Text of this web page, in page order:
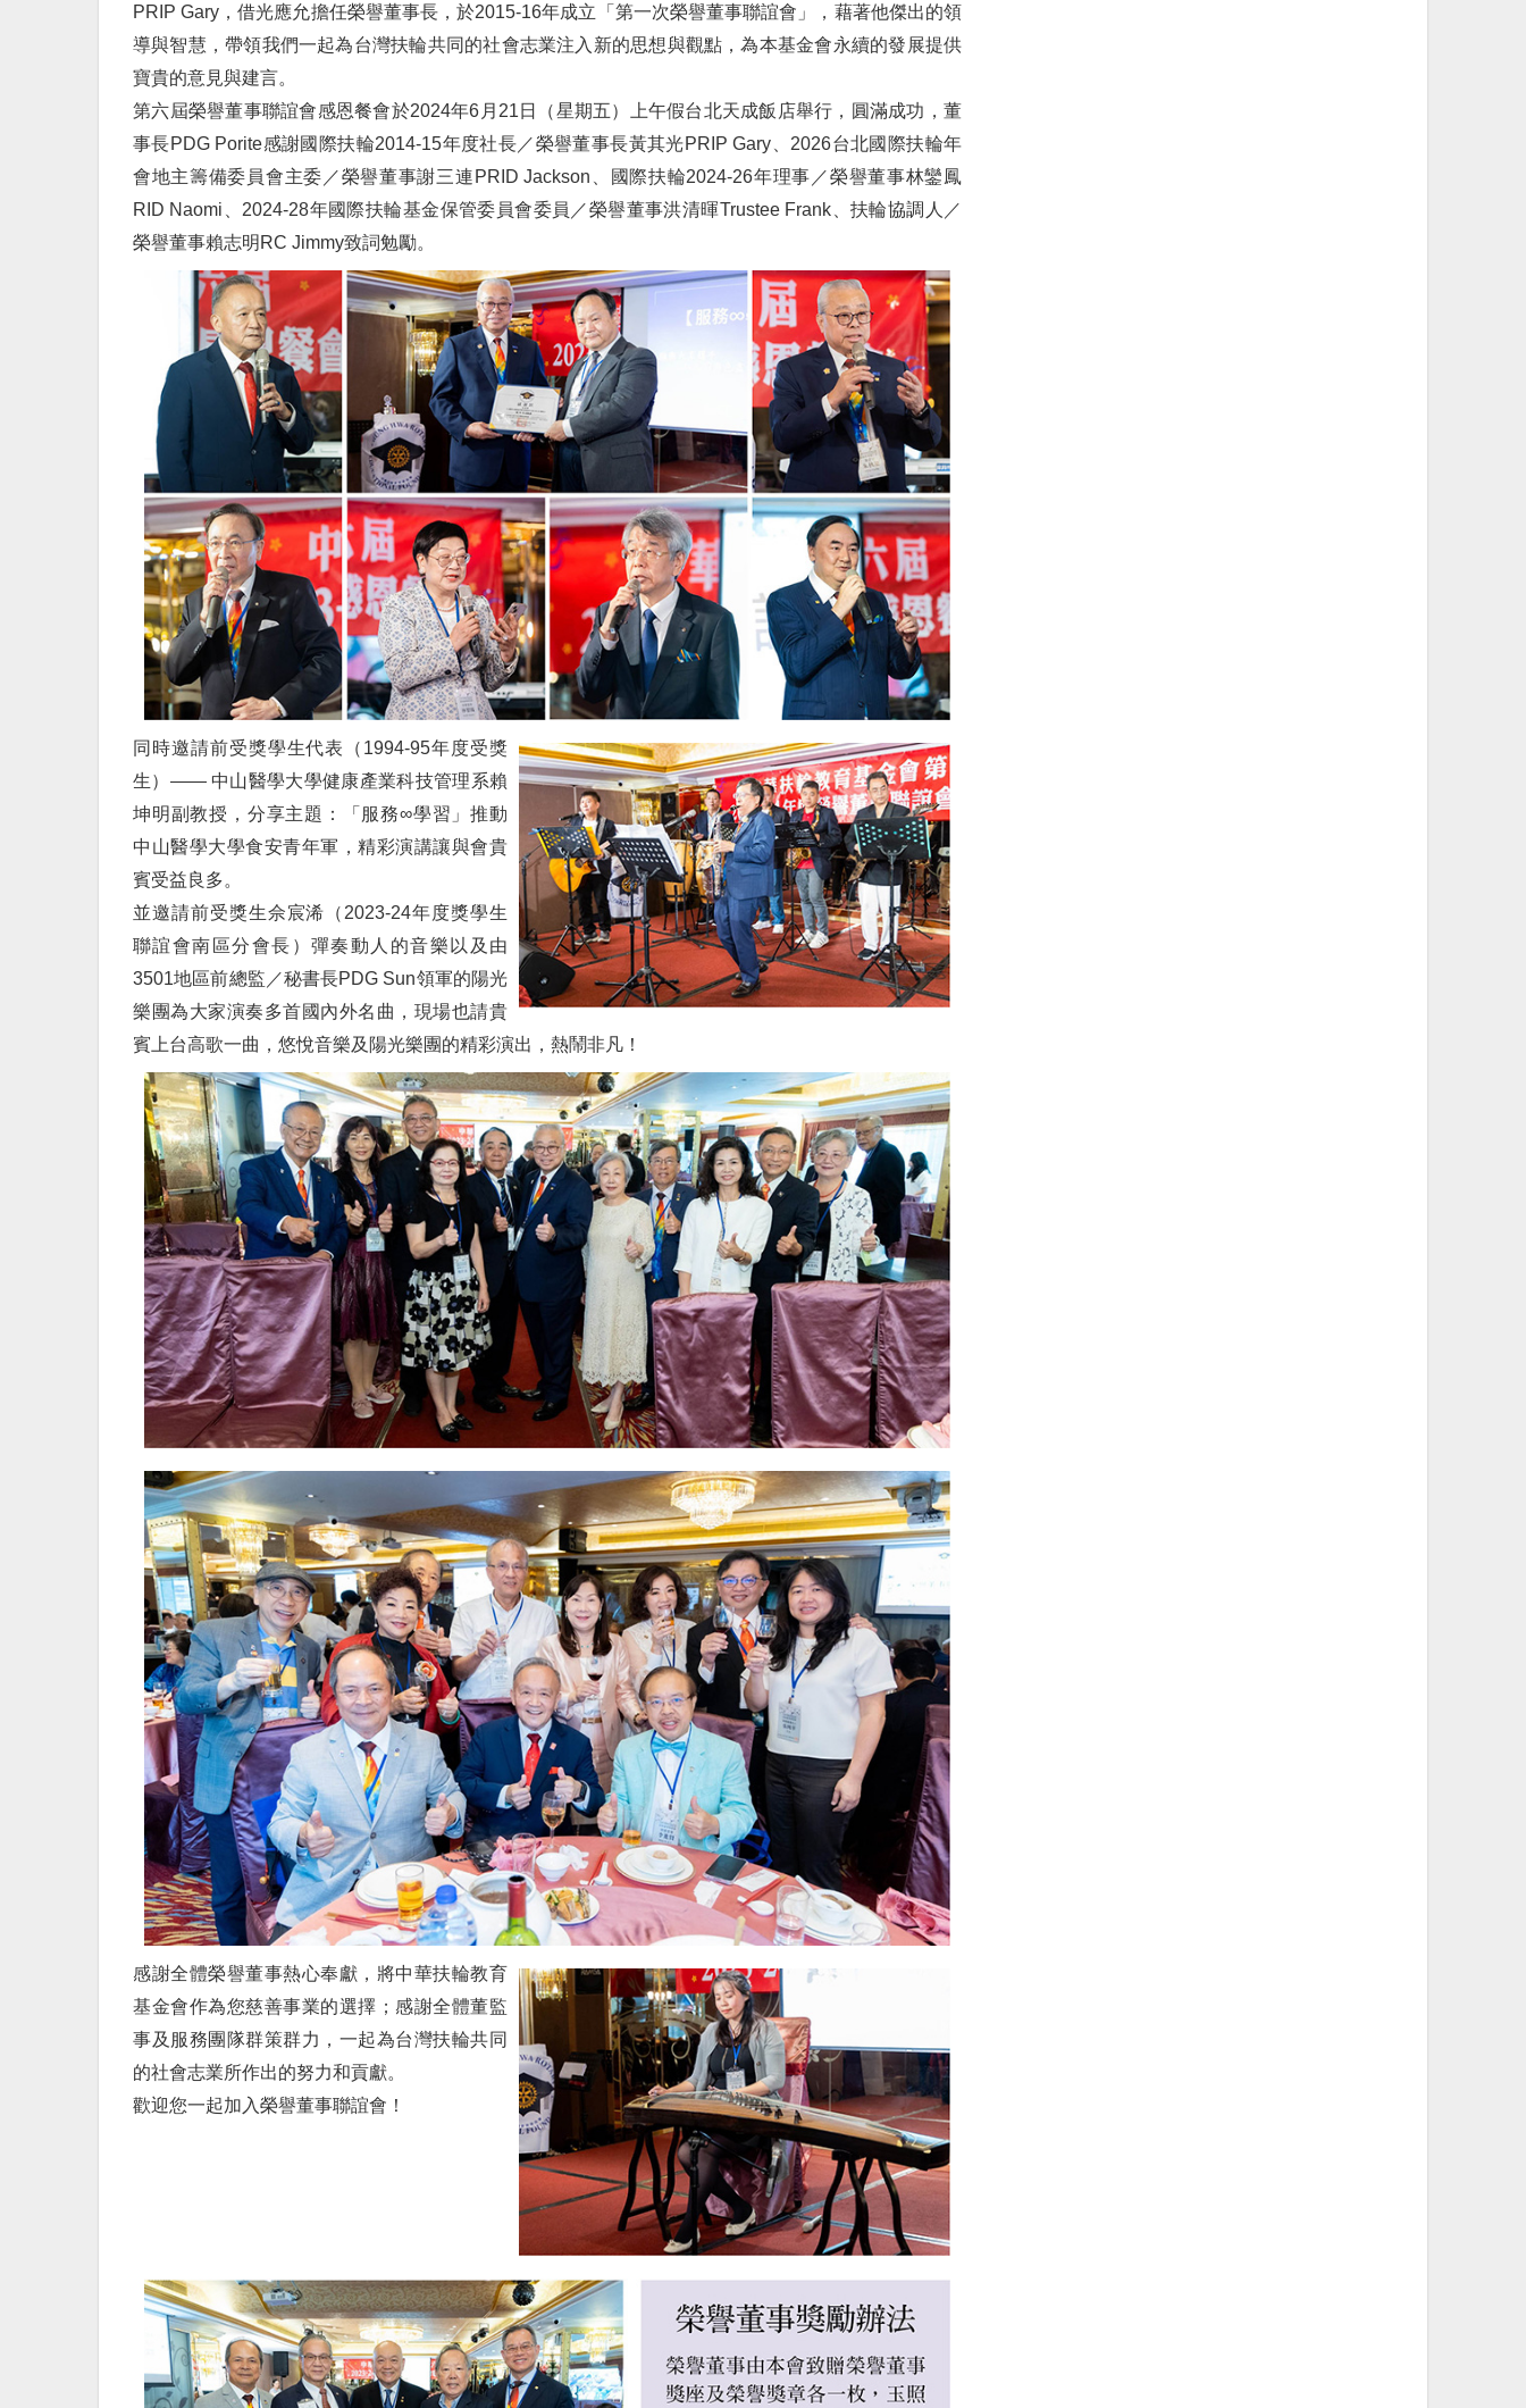
PRIP Gary，借光應允擔任榮譽董事長，於2015-16年成立「第一次榮譽董事聯誼會」，藉著他傑出的領
導與智慧，帶領我們一起為台灣扶輪共同的社會志業注入新的思想與觀點，為本基金會永續的發展提供
寶貴的意見與建言。
第六屆榮譽董事聯誼會感恩餐會於2024年6月21日（星期五）上午假台北天成飯店舉行，圓滿成功，董
事長PDG Porite感謝國際扶輪2014-15年度社長／榮譽董事長黃其光PRIP Gary、2026台北國際扶輪年
會地主籌備委員會主委／榮譽董事謝三連PRID Jackson、國際扶輪2024-26年理事／榮譽董事林鑾鳳
RID Naomi、2024-28年國際扶輪基金保管委員會委員／榮譽董事洪清暉Trustee Frank、扶輪協調人／
榮譽董事賴志明RC Jimmy致詞勉勵。
同時邀請前受獎學生代表（1994-95年度受獎
生）—— 中山醫學大學健康產業科技管理系賴
坤明副教授，分享主題：「服務∞學習」推動
中山醫學大學食安青年軍，精彩演講讓與會貴
賓受益良多。
並邀請前受獎生佘宸浠（2023-24年度獎學生
聯誼會南區分會長）彈奏動人的音樂以及由
3501地區前總監／秘書長PDG Sun領軍的陽光
樂團為大家演奏多首國內外名曲，現場也請貴
賓上台高歌一曲，悠悅音樂及陽光樂團的精彩演出，熱鬧非凡！
感謝全體榮譽董事熱心奉獻，將中華扶輪教育
基金會作為您慈善事業的選擇；感謝全體董監
事及服務團隊群策群力，一起為台灣扶輪共同
的社會志業所作出的努力和貢獻。
歡迎您一起加入榮譽董事聯誼會！